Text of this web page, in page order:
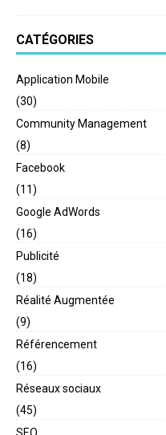
CATÉGORIES
Application Mobile
(30)
Community Management
(8)
Facebook
(11)
Google AdWords
(16)
Publicité
(18)
Réalité Augmentée
(9)
Référencement
(16)
Réseaux sociaux
(45)